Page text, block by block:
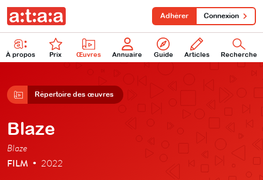
À propos Prix Œuvres Annuaire Guide Articles Recherche
Adhérer Connexion
Répertoire des œuvres
Blaze
Blaze
FILM • 2022